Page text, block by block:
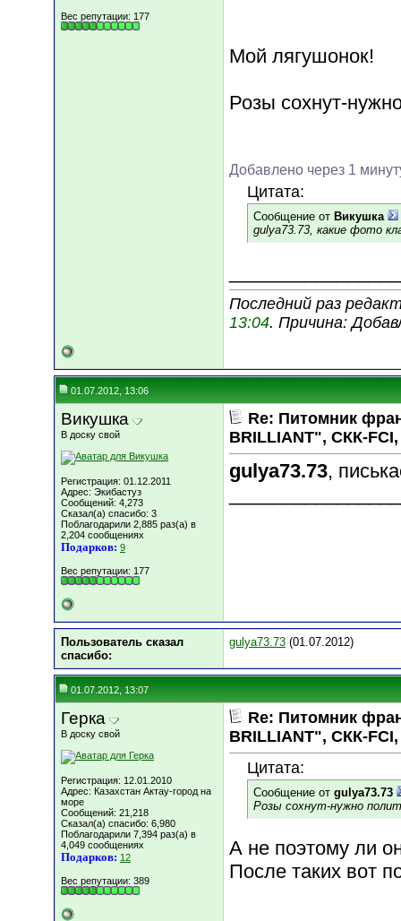
Вес репутации: 177
Мой лягушонок!
Розы сохнут-
Добавлено через 1
Цитата:
Сообщение от Викушка
gulya73.73, какие фото
Последний раз
13:04. Причина:
01.07.2012, 13:06
Викушка
В доску свой
Регистрация: 01.12.2011
Адрес: Экибастуз
Сообщений: 4,273
Сказал(а) спасибо: 3
Поблагодарили 2,885 раз(а) в
2,204 сообщениях
Подарков: 9
Вес репутации: 177
Re: Питомник
BRILLIANT", СКК-FCI,
gulya73.73,
Пользователь сказал
cпасибо:
gulya73.73 (01.07.2012)
01.07.2012, 13:07
Герка
В доску свой
Регистрация: 12.01.2010
Адрес: Казахстан Актау-город на
море
Сообщений: 21,218
Сказал(а) спасибо: 6,980
Поблагодарили 7,394 раз(а) в
4,049 сообщениях
Подарков: 12
Вес репутации: 389
Re: Питомник
BRILLIANT", СКК-FCI,
Цитата:
Сообщение от gulya73.73
Розы сохнут-нужно
А не поэтому ли
После таких вот